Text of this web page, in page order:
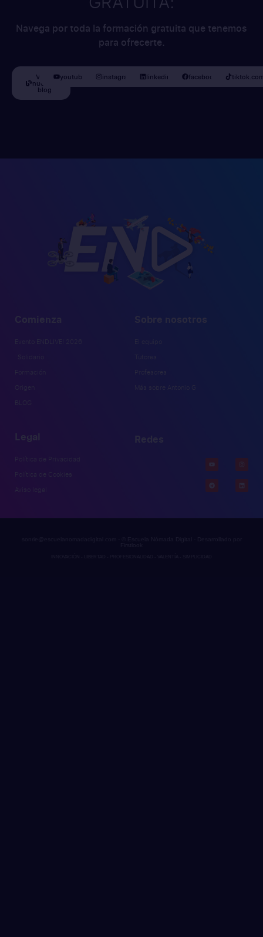
Navega por toda la formación gratuita que tenemos
para ofrecerte.
Visita
nuestro
blog
youtube.com/escuelanomadadigital
instagram.com/escuelanomadadigital
linkedin.com/escuelanomadadigital
facebook.com/
Comienza
Evento ENDLIVE! 2026
Formación
Origen
BLOG
Sobre nosotros
Legal
Política de Privacidad
Política de Cookies
Aviso legal